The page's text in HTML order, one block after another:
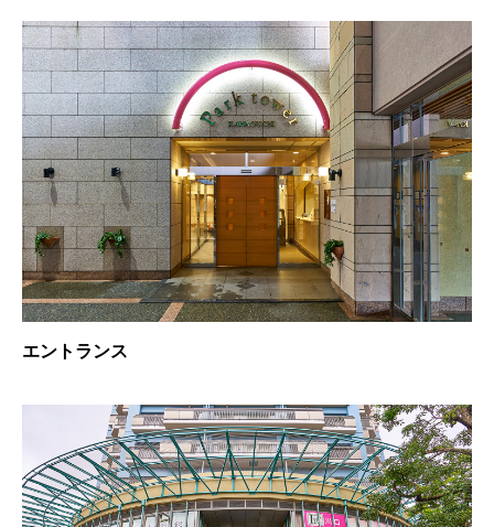
エントランス